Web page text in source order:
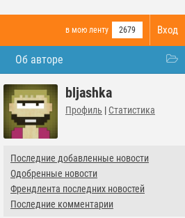
Вход
в мою ленту 2679
Об авторе
bljashka
Профиль | Статистика
Последние добавленные новости
Одобренные новости
Френдлента последних новостей
Последние комментарии